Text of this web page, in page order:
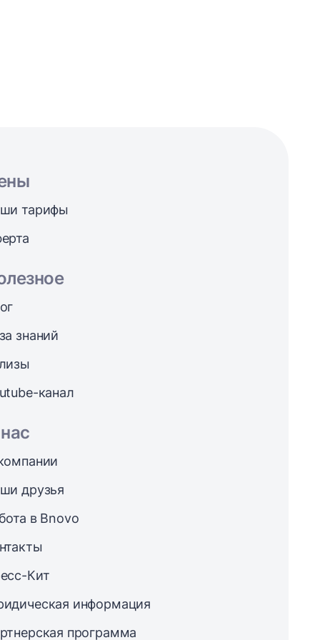
тарифы
знаний
канал
друзья
в Bnovo
Кит
информация
программа